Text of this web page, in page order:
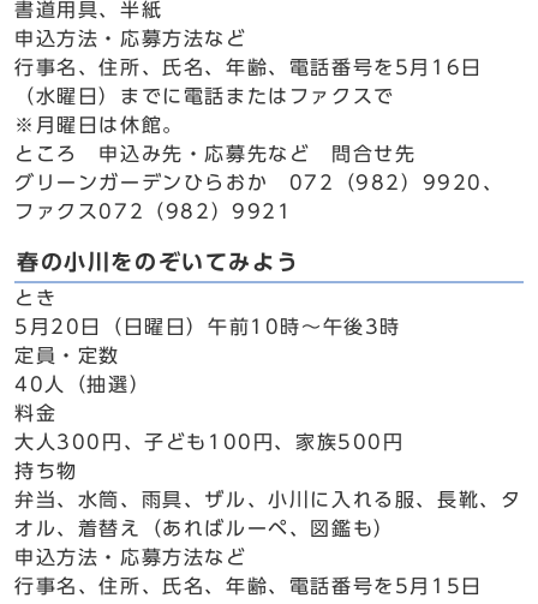
書道用具、半紙
申込方法・応募方法など
行事名、住所、氏名、年齢、電話番号を5月16日
（水曜日）までに電話またはファクスで
※月曜日は休館。
ところ 申込み先・応募先など 問合せ先
グリーンガーデンひらおか 072（982）9920、
ファクス072（982）9921
春の小川をのぞいてみよう
とき
5月20日（日曜日）午前10時～午後3時
定員・定数
40人（抽選）
料金
大人300円、子ども100円、家族500円
持ち物
弁当、水筒、雨具、ザル、小川に入れる服、長靴、タ
オル、着替え（あればルーペ、図鑑も）
申込方法・応募方法など
行事名、住所、氏名、年齢、電話番号を5月15日